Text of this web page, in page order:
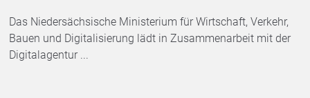
Das Niedersächsische Ministerium für Wirtschaft, Verkehr,
Bauen und Digitalisierung lädt in Zusammenarbeit mit der
Digitalagentur ...